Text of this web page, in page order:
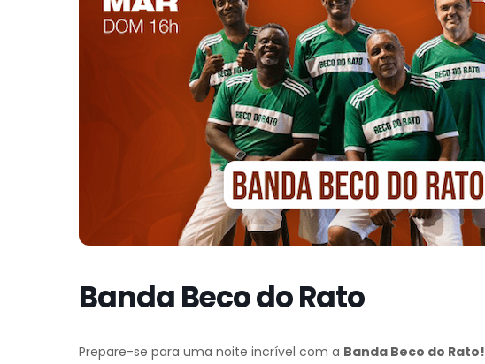
Banda Beco do Rato
Prepare-se para uma noite incrível com a Banda Beco do Rato!